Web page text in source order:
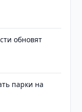
обновят
парки на